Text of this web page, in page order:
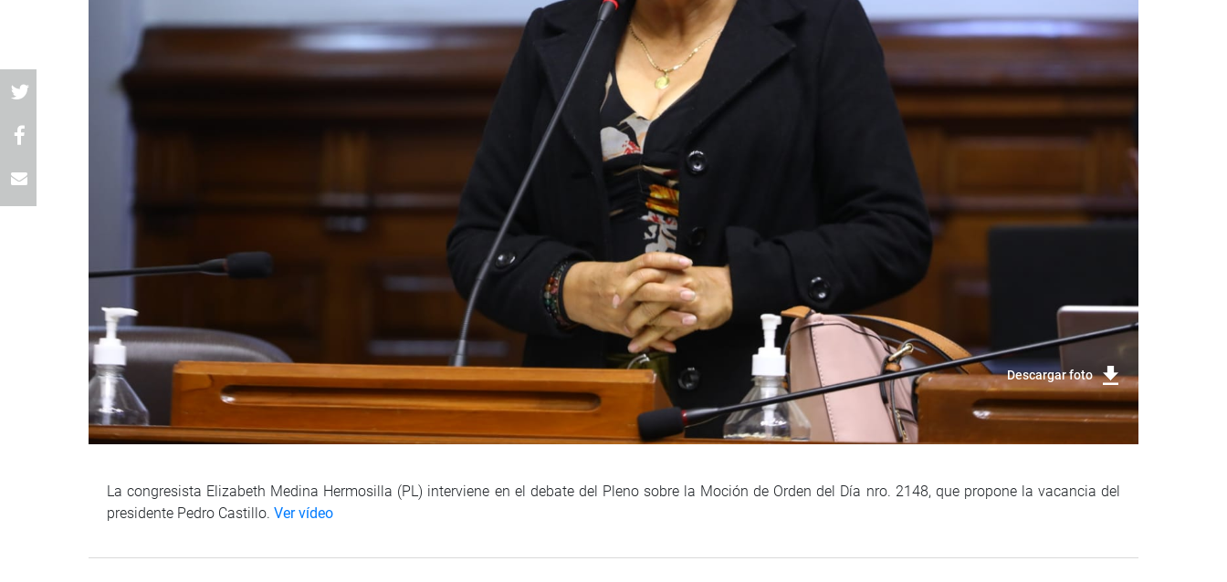
Descargar foto
La congresista Elizabeth Medina Hermosilla (PL) interviene en el debate del Pleno sobre la Moción de Orden del Día nro. 2148, que propone la vacancia del
presidente Pedro Castillo. Ver vídeo